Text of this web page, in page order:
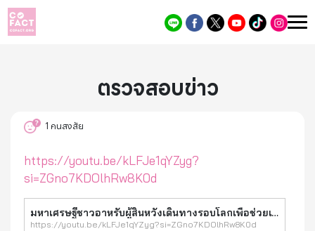
ตรวจสอบข่าว
1คนสงสัย
https://youtu.be/kLFJe1qYZyg?
si=ZGno7KDOlhRw8K0d
มหาเศรษฐีชาวอาหรับผู้สิ้นหวังเดินทางรอบโลกเพื่อช่วยเหลือลูกสาว แต่กลับพบปาฏิหาริย์ในประเทศไทยโดยไม่ค
https://youtu.be/kLFJe1qYZyg?si=ZGno7KDOlhRw8K0d